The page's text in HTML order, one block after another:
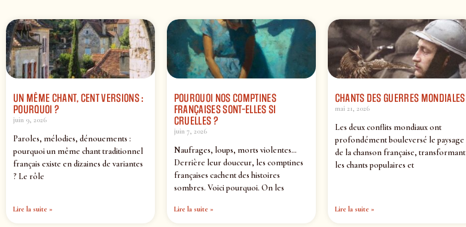
UN MÊME CHANT, CENT VERSIONS :
POURQUOI ?
juin 9, 2026
Paroles, mélodies, dénouements :
pourquoi un même chant traditionnel
français existe en dizaines de variantes
? Le rôle
Lire la suite »
POURQUOI NOS COMPTINES
FRANÇAISES SONT-ELLES SI
CRUELLES ?
juin 7, 2026
Naufrages, loups, morts violentes…
Derrière leur douceur, les comptines
françaises cachent des histoires
sombres. Voici pourquoi. On les
Lire la suite »
CHANTS DES GUERRES MONDIALES
mai 21, 2026
Les deux conflits mondiaux ont
profondément bouleversé le paysage
de la chanson française, transformant
les chants populaires et
Lire la suite »